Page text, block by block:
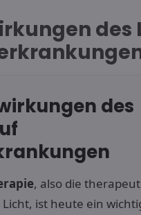
des
des
, also die
ist heute ein